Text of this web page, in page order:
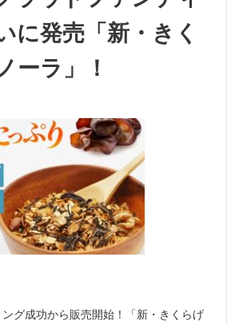
に発売「新・きく
ーラ」！
グ成功から販売開始！「新・きくらげ